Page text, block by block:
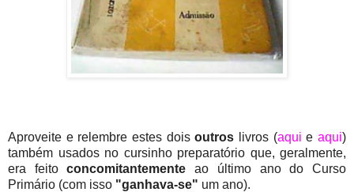
Aproveite e relembre estes doisoutros livros (aqui eaqui)
também usados no cursinho preparatório que, geralmente,
era feitoconcomitantemente ao último ano do Curso
Primário (com isso "ganhava-se" um ano).